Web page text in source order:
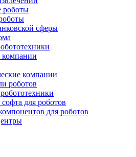
роботы
сферы
компании
компании
роботов
для роботов
для роботов